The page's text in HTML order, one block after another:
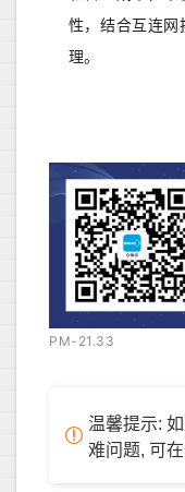
性，结合互连网
理。
PM-21.33
温馨提示:
难问题, 可